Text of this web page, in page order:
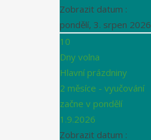
Zobrazit datum :
pondělí, 3. srpen 2026
10
Dny volna
Hlavní prázdniny
2 měsíce - vyučování
začne v pondělí
1.9.2026
Zobrazit datum :